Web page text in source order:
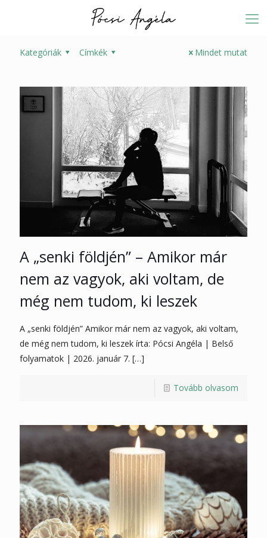
Kategóriák Címkék Mindet mutat
A „senki földjén” – Amikor már
nem az vagyok, aki voltam, de
még nem tudom, ki leszek
A „senki földjén” Amikor már nem az vagyok, aki voltam,
de még nem tudom, ki leszek írta: Pócsi Angéla | Belső
folyamatok | 2026. január 7. […]
Tovább olvasom